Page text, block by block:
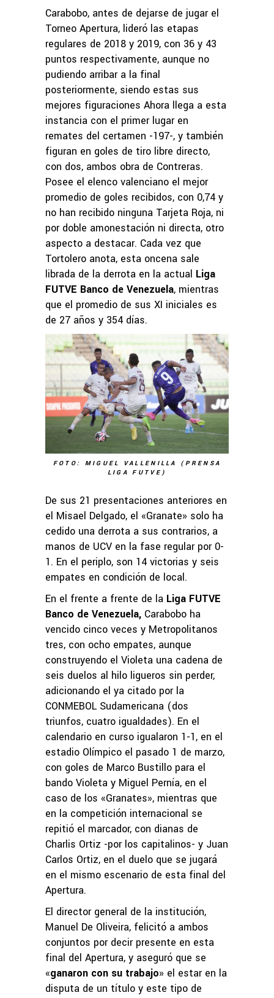
Carabobo, antes de dejarse de jugar el
Torneo Apertura, lideró las etapas
regulares de 2018 y 2019, con 36 y 43
puntos respectivamente, aunque no
pudiendo arribar a la final
posteriormente, siendo estas sus
mejores figuraciones Ahora llega a esta
instancia con el primer lugar en
remates del certamen -197-, y también
figuran en goles de tiro libre directo,
con dos, ambos obra de Contreras.
Posee el elenco valenciano el mejor
promedio de goles recibidos, con 0,74 y
no han recibido ninguna Tarjeta Roja, ni
por doble amonestación ni directa, otro
aspecto a destacar. Cada vez que
Tortolero anota, esta oncena sale
librada de la derrota en la actual Liga
FUTVE Banco de Venezuela, mientras
que el promedio de sus XI iniciales es
de 27 años y 354 días.
FOTO: MIGUEL VALLENILLA (PRENSA
LIGA FUTVE)
De sus 21 presentaciones anteriores en
el Misael Delgado, el «Granate» solo ha
cedido una derrota a sus contrarios, a
manos de UCV en la fase regular por 0-
1. En el periplo, son 14 victorias y seis
empates en condición de local.
En el frente a frente de la Liga FUTVE
Banco de Venezuela, Carabobo ha
vencido cinco veces y Metropolitanos
tres, con ocho empates, aunque
construyendo el Violeta una cadena de
seis duelos al hilo ligueros sin perder,
adicionando el ya citado por la
CONMEBOL Sudamericana (dos
triunfos, cuatro igualdades). En el
calendario en curso igualaron 1-1, en el
estadio Olímpico el pasado 1 de marzo,
con goles de Marco Bustillo para el
bando Violeta y Miguel Pernía, en el
caso de los «Granates», mientras que
en la competición internacional se
repitió el marcador, con dianas de
Charlis Ortiz -por los capitalinos- y Juan
Carlos Ortiz, en el duelo que se jugará
en el mismo escenario de esta final del
Apertura.
El director general de la institución,
Manuel De Oliveira, felicitó a ambos
conjuntos por decir presente en esta
final del Apertura, y aseguró que se
«ganaron con su trabajo» el estar en la
disputa de un título y este tipo de